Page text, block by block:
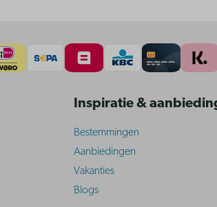
Inspiratie &
Bestemmingen
Aanbiedingen
Vakanties
Blogs